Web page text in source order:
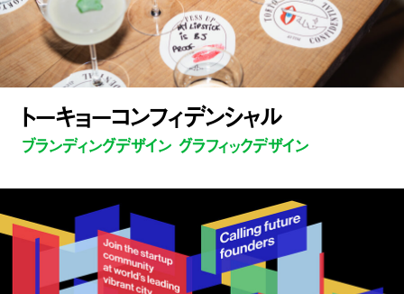
トーキョーコンフィデンシャル
ブランディングデザイン グラフィックデザイン